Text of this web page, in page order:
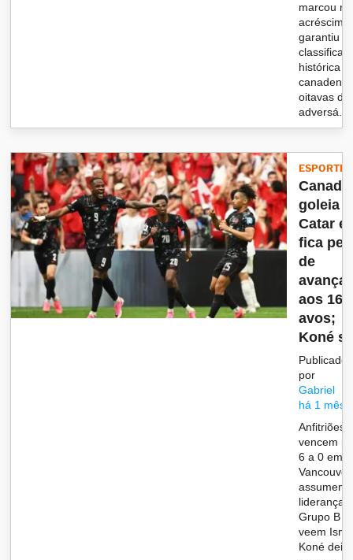
marcou
garantiu a
histórica
oitavas de
adversá...
ESPORTES
Canadá
goleia o
Catar e
fica
de
avançar
aos 16
avos;
Koné
Publicado
por
Gabriel
há 1 mês
Anfitriões
vencem
6 a 0 em
assumem
liderança
Grupo B e
veem
Koné